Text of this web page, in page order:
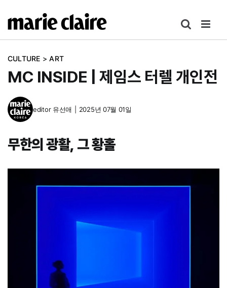
텐
건CULTURE > ART
MC INSIDE | 제임스 터렐 개인전
editor 유선애 2025년 07월 01일
무한의 광활, 그 황홀